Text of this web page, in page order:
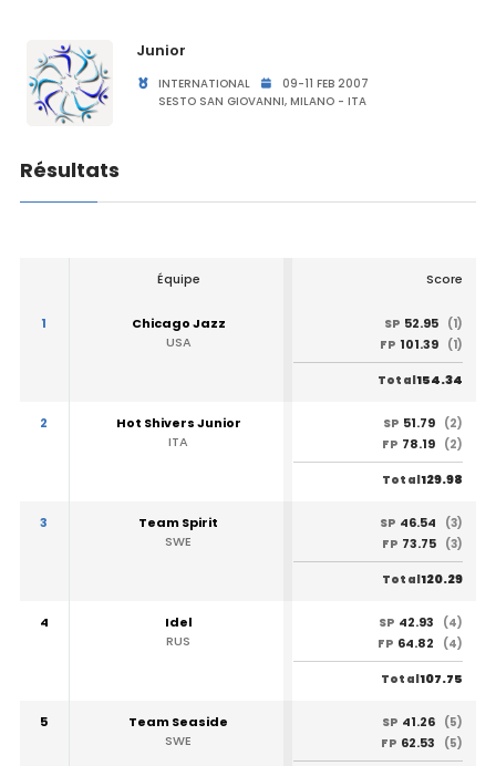
Junior
INTERNATIONAL
09-11 FEB 2007
SESTO SAN GIOVANNI, MILANO - ITA
Résultats
Équipe Score
1
Chicago Jazz
USA
SP 52.95 (1)
FP 101.39 (1)
Total154.34
2
Hot Shivers Junior
ITA
SP 51.79 (2)
FP 78.19 (2)
Total129.98
3
Team Spirit
SWE
SP 46.54
(3)
FP 73.75 (3)
Total120.29
4
Idel
RUS
SP 42.93
(4)
FP 64.82 (4)
Total107.75
5
Team Seaside
SWE
SP 41.26 (5)
FP 62.53 (5)